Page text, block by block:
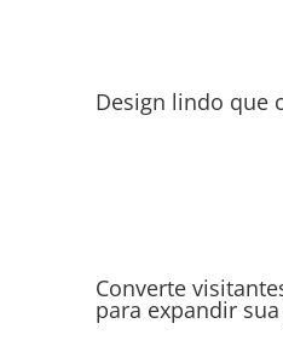
Design lindo que
Converte
para expandir